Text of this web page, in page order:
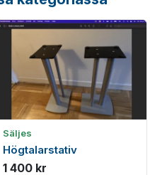
Säljes
Högtalarstativ
1 400 kr